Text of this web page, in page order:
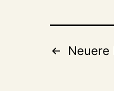
Neuere